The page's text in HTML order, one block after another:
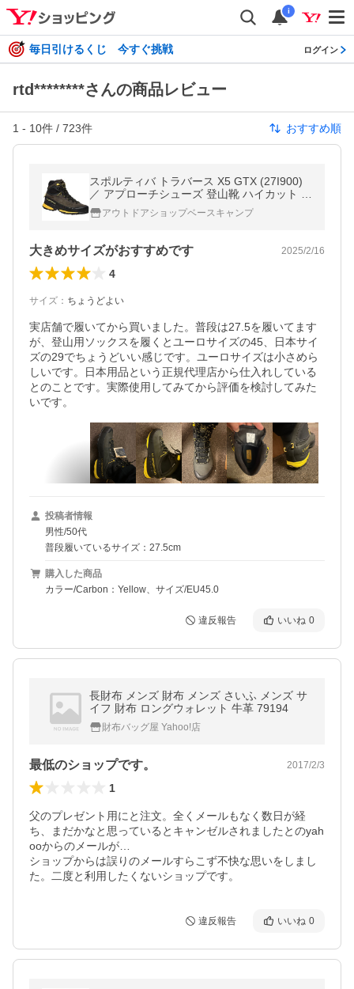
i
毎日引けるくじ 今すぐ挑戦 ログイン
rtd********さんの商品レビュー
1 - 10件 / 723件 おすすめ順
スポルティバ トラバース X5 GTX (27I900)
／ アプローチシューズ 登山靴 ハイカット ゴ
アテックス ビブラムメガグリップ 防水透湿
アウトドアショップベースキャンプ
大きめサイズがおすすめです 2025/2/16
4
サイズ ： ちょうどよい
実店舗で履いてから買いました。普段は27.5を履いてます
が、登山用ソックスを履くとユーロサイズの45、日本サイ
ズの29でちょうどいい感じです。ユーロサイズは小さめら
しいです。日本用品という正規代理店から仕入れしている
とのことです。実際使用してみてから評価を検討してみた
いです。
投稿者情報
男性/50代
普段履いているサイズ：27.5cm
購入した商品
カラー/Carbon：Yellow、サイズ/EU45.0
違反報告 いいね 0
長財布 メンズ 財布 メンズ さいふ メンズ サ
イフ 財布 ロングウォレット 牛革 79194
財布バッグ屋 Yahoo!店
最低のショップです。 2017/2/3
1
父のプレゼント用にと注文。全くメールもなく数日が経
ち、まだかなと思っているとキャンゼルされましたとのyah
ooからのメールが…
ショップからは誤りのメールすらこず不快な思いをしまし
た。二度と利用したくないショップです。
違反報告 いいね 0